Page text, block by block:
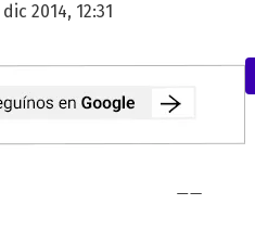
2014, 12:31